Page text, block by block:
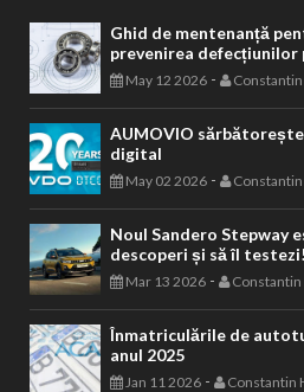
Ghid de mentenanță
prevenirea
May 12 2026 - Constantin
AUMOVIO
digital
May 02 2026 - Constantin
Noul Sandero Stepway
descoperi și să îl testezi!
Mar 13 2026 - Constantin
Înmatriculările de
anul 2025
Jan 11 2026 - Constantin